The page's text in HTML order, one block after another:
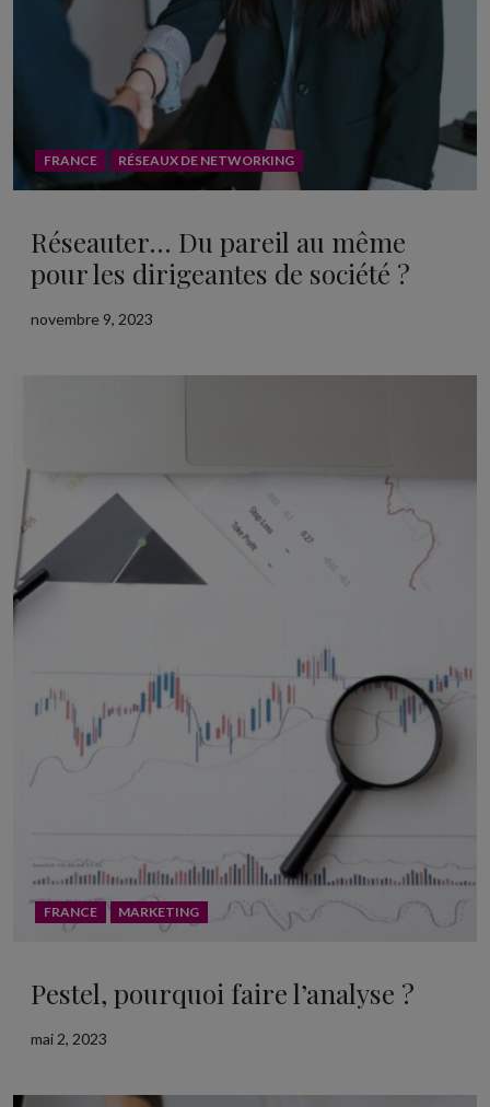
FRANCE RÉSEAUX DE NETWORKING
Réseauter… Du pareil au même
pour les dirigeantes de société ?
novembre 9, 2023
FRANCE MARKETING
Pestel, pourquoi faire l’analyse ?
mai 2, 2023